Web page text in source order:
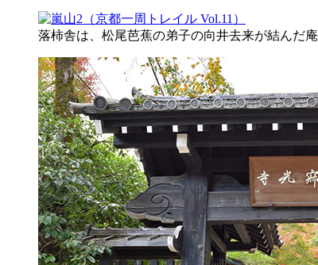
落柿舎は、松尾芭蕉の弟子の向井去来が結んだ庵